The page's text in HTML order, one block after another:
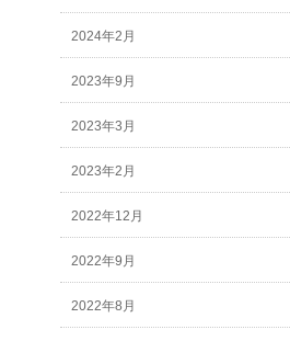
2024年2月
2023年9月
2023年3月
2023年2月
2022年12月
2022年9月
2022年8月